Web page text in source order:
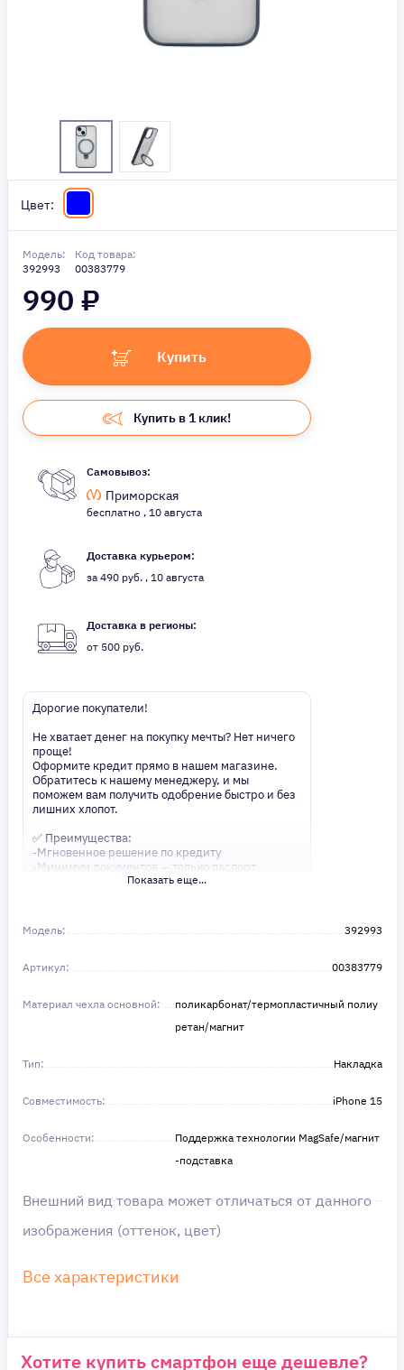
Цвет:
Модель:
392993
Код товара:
00383779
990 ₽
Купить
Купить в 1 клик!
Самовывоз:
Приморская
бесплатно , 10 августа
Доставка курьером:
за 490 руб. , 10 августа
Доставка в регионы:
от 500 руб.
Дорогие покупатели!
Не хватает денег на покупку мечты? Нет ничего
проще!
Оформите кредит прямо в нашем магазине.
Обратитесь к нашему менеджеру, и мы
поможем вам получить одобрение быстро и без
лишних хлопот.
✅ Преимущества:
-Мгновенное решение по кредиту
-Минимум документов — только паспорт
-Удобные сроки и низкие процентные ставки
Получите то, что нужно, прямо сейчас. Ваше
удобство — наш приоритет! ✨
в этом!
Показать еще...
Модель: 392993
Артикул: 00383779
Материал чехла основной:
поликарбонат/термопластичный полиу
ретан/магнит
Тип: Накладка
Совместимость: iPhone 15
Особенности:
Поддержка технологии MagSafe/магнит
-подставка
Внешний вид товара может отличаться от данного
изображения (оттенок, цвет)
Все характеристики
Хотите купить смартфон еще дешевле?